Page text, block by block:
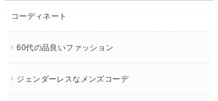
コーディネート
60代の品良いファッション
ジェンダーレスなメンズコーデ